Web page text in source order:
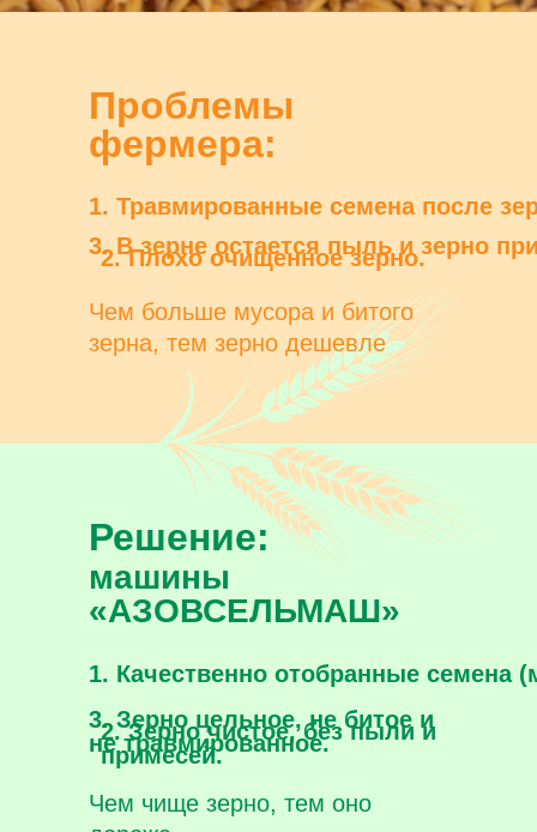
Проблемы
фермера:
1. Травмированные семена после
2. Плохо очищенное зерно.
3. В зерне остается пыль и зерно
Чем больше мусора и битого
зерна, тем зерно дешевле
Решение:
2. Зерно чистое, без пыли и
примесей.
3. Зерно цельное, не битое и
не травмированное.
1. Качественно отобранные семена
Чем чище зерно, тем оно
машины
«АЗОВСЕЛЬМАШ»